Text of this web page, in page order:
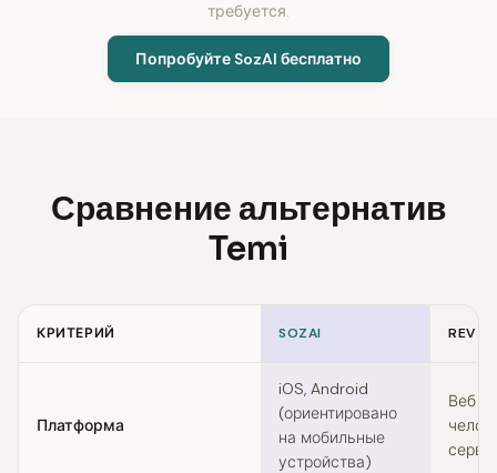
требуется.
Попробуйте SozAI бесплатно
Сравнение альтернатив
Temi
КРИТЕРИЙ SOZAI REV
Платформа
iOS, Android
(ориентировано
на мобильные
устройства)
Веб +